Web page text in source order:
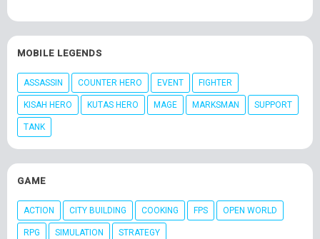
MOBILE LEGENDS
ASSASSIN COUNTER HERO EVENT FIGHTER
KISAH HERO KUTAS HERO MAGE MARKSMAN SUPPORT
TANK
GAME
ACTION CITY BUILDING COOKING FPS OPEN WORLD
RPG SIMULATION STRATEGY